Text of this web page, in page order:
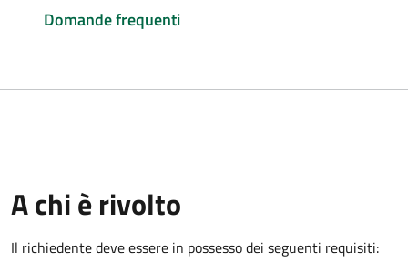
Domande frequenti
A chi è rivolto
Il richiedente deve essere in possesso dei seguenti requisiti: